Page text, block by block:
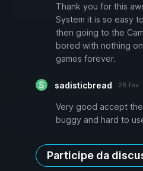
Thank you for this
System it is so easy
then going to the
bored with nothing
games forever.
sadisticbread 28 fev
Very good accept
buggy and hard to
Participe da